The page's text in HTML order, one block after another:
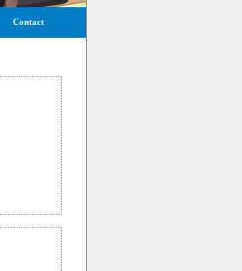
Contact